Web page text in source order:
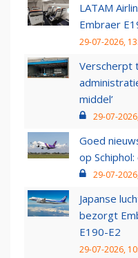
LATAM
Embraer
29-07-2026,
Verscherpt
middel’
29-07-
Goed
op
29-07-
Japanse
bezorgt
E190-E2
29-07-2026,